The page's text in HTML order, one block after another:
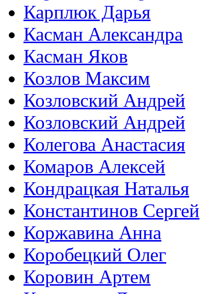
Карплюк Дарья
Касман Александра
Касман Яков
Козлов Максим
Козловский Андрей
Козловский Андрей
Колегова Анастасия
Комаров Алексей
Кондрацкая Наталья
Константинов Сергей
Коржавина Анна
Коробецкий Олег
Коровин Артем